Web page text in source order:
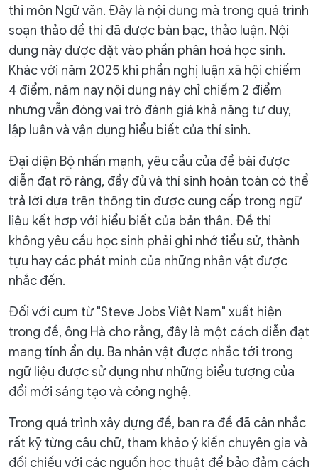
thi môn Ngữ văn. Đây là nội dung mà trong quá trình
soạn thảo đề thi đã được bàn bạc, thảo luận. Nội
dung này được đặt vào phần phân hoá học sinh.
Khác với năm 2025 khi phần nghị luận xã hội chiếm
4 điểm, năm nay nội dung này chỉ chiếm 2 điểm
nhưng vẫn đóng vai trò đánh giá khả năng tư duy,
lập luận và vận dụng hiểu biết của thí sinh.
Đại diện Bộ nhấn mạnh, yêu cầu của đề bài được
diễn đạt rõ ràng, đầy đủ và thí sinh hoàn toàn có thể
trả lời dựa trên thông tin được cung cấp trong ngữ
liệu kết hợp với hiểu biết của bản thân. Đề thi
không yêu cầu học sinh phải ghi nhớ tiểu sử, thành
tựu hay các phát minh của những nhân vật được
nhắc đến.
Đối với cụm từ "Steve Jobs Việt Nam" xuất hiện
trong đề, ông Hà cho rằng, đây là một cách diễn đạt
mang tính ẩn dụ. Ba nhân vật được nhắc tới trong
ngữ liệu được sử dụng như những biểu tượng của
đổi mới sáng tạo và công nghệ.
Trong quá trình xây dựng đề, ban ra đề đã cân nhắc
rất kỹ từng câu chữ, tham khảo ý kiến chuyên gia và
đối chiếu với các nguồn học thuật để bảo đảm cách